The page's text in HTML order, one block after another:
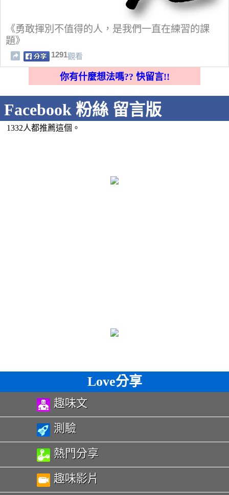
《勇敢揮別不值得的人，是我們一直在練習的課
題》
1291觀看
你有什麼想法嗎?? 快留言!!
Facebook 粉絲 留言版
1332人都推薦這個。
Love分享
趣味文
測驗
熱門分享
趣味影片